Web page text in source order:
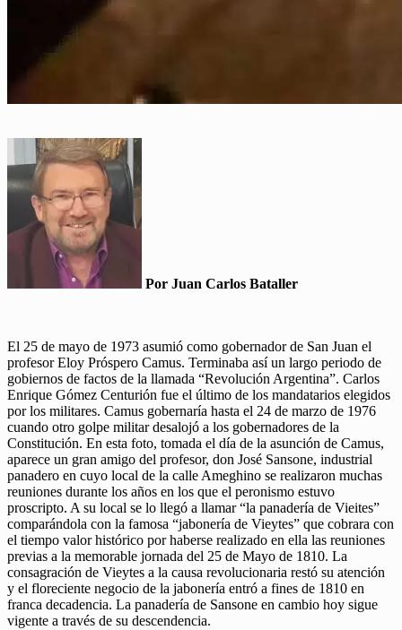
Por Juan Carlos Bataller
El 25 de mayo de 1973 asumió como gobernador de San Juan el
profesor Eloy Próspero Camus. Terminaba así un largo periodo de
gobiernos de factos de la llamada “Revolución Argentina”. Carlos
Enrique Gómez Centurión fue el último de los mandatarios elegidos
por los militares. Camus gobernaría hasta el 24 de marzo de 1976
cuando otro golpe militar desalojó a los gobernadores de la
Constitución. En esta foto, tomada el día de la asunción de Camus,
aparece un gran amigo del profesor, don José Sansone, industrial
panadero en cuyo local de la calle Ameghino se realizaron muchas
reuniones durante los años en los que el peronismo estuvo
proscripto. A su local se lo llegó a llamar “la panadería de Vieites”
comparándola con la famosa “jabonería de Vieytes” que cobrara con
el tiempo valor histórico por haberse realizado en ella las reuniones
previas a la memorable jornada del 25 de Mayo de 1810. La
consagración de Vieytes a la causa revolucionaria restó su atención
y el floreciente negocio de la jabonería entró a fines de 1810 en
franca decadencia. La panadería de Sansone en cambio hoy sigue
vigente a través de su descendencia.